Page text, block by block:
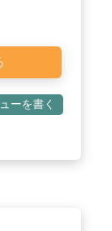
ーを書く